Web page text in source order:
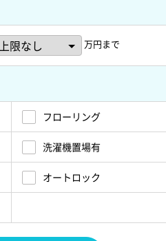
万円まで
フローリング
洗濯機置場有
オートロック